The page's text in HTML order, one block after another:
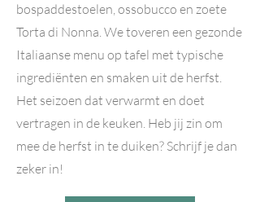
bospaddestoelen, ossobucco en zoete
Torta di Nonna. We toveren een gezonde
Italiaanse menu op tafel met typische
ingrediënten en smaken uit de herfst.
Het seizoen dat verwarmt en doet
vertragen in de keuken. Heb jij zin om
mee de herfst in te duiken? Schrijf je dan
zeker in!